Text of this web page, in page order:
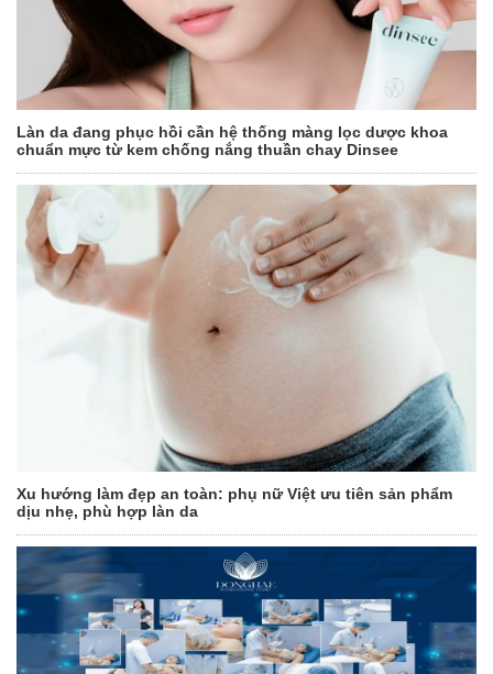
Làn da đang phục hồi cần hệ thống màng lọc dược khoa
chuẩn mực từ kem chống nắng thuần chay Dinsee
Xu hướng làm đẹp an toàn: phụ nữ Việt ưu tiên sản phẩm
dịu nhẹ, phù hợp làn da